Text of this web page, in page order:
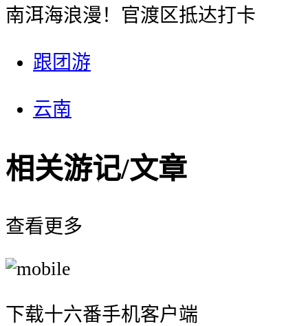
南洱海浪漫！官渡区抵达打卡
跟团游
云南
相关游记/文章
查看更多
下载十六番手机客户端